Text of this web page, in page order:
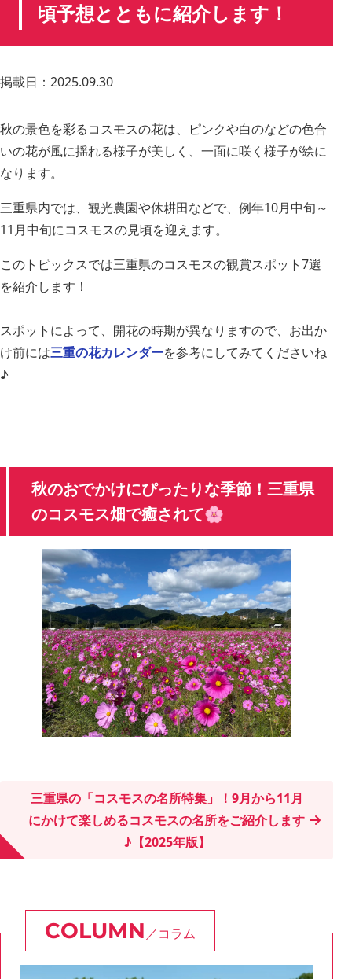
頃予想とともに紹介します！
掲載日：2025.09.30
秋の景色を彩るコスモスの花は、ピンクや白のなどの色合
いの花が風に揺れる様子が美しく、一面に咲く様子が絵に
なります。
三重県内では、観光農園や休耕田などで、例年10月中旬～
11月中旬にコスモスの見頃を迎えます。
このトピックスでは三重県のコスモスの観賞スポット7選
を紹介します！
スポットによって、開花の時期が異なりますので、お出か
け前には三重の花カレンダーを参考にしてみてくださいね
♪
秋のおでかけにぴったりな季節！三重県
のコスモス畑で癒されて🌸
三重県の「コスモスの名所特集」！9月から11月
にかけて楽しめるコスモスの名所をご紹介します
♪【2025年版】
コラム